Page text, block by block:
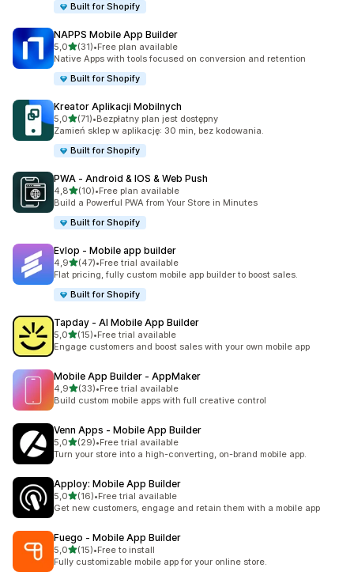
Built for Shopify
NAPPS Mobile App Builder
5,0na 5 gwiazdek
(31)
Łączna liczba recenzji: 31
•Free plan available
Native Apps with tools focused on conversion and retention
Built for Shopify
Kreator Aplikacji Mobilnych
5,0na 5 gwiazdek
(71)
Łączna liczba recenzji: 71
•Bezpłatny plan jest dostępny
Zamień sklep w aplikację: 30 min, bez kodowania.
Built for Shopify
PWA ‑ Android & IOS & Web Push
4,8na 5 gwiazdek
(10)
Łączna liczba recenzji: 10
•Free plan available
Build a Powerful PWA from Your Store in Minutes
Built for Shopify
Evlop ‑ Mobile app builder
4,9na 5 gwiazdek
(47)
Łączna liczba recenzji: 47
•Free trial available
Flat pricing, fully custom mobile app builder to boost sales.
Built for Shopify
Tapday ‑ AI Mobile App Builder
5,0na 5 gwiazdek
(15)
Łączna liczba recenzji: 15
•Free trial available
Engage customers and boost sales with your own mobile app
Mobile App Builder ‑ AppMaker
4,9na 5 gwiazdek
(33)
Łączna liczba recenzji: 33
•Free trial available
Build custom mobile apps with full creative control
Venn Apps ‑ Mobile App Builder
5,0na 5 gwiazdek
(29)
Łączna liczba recenzji: 29
•Free trial available
Turn your store into a high-converting, on-brand mobile app.
Apploy: Mobile App Builder
5,0na 5 gwiazdek
(16)
Łączna liczba recenzji: 16
•Free trial available
Get new customers, engage and retain them with a mobile app
Fuego ‑ Mobile App Builder
5,0na 5 gwiazdek
(15)
Łączna liczba recenzji: 15
•Free to install
Fully customizable mobile app for your online store.